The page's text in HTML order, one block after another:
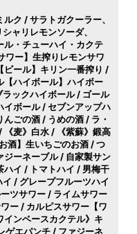
ルク / サラトガクーラー
ャリレモンソーダ
・チューハイ・カクテ
ワー】生搾りレモンサワ
ビール】キリン一番搾り /
【ハイボール】ハイボー
ックハイボール / ゴール
ボール / セブンアップハ
ごの酒 / うめの酒 / ラ・
《麦》白水 / 《紫蘇》鍛高
酒】生いちごのお酒 / つ
ーネーブル / 自家製サン
ハイ / トマトハイ / 男梅干
/ グレープフルーツハイ
ツサワー / ライムサワー
ー / カルピスサワー【ワ
ンベースカクテル》キ
ゲエパンチ / ファジーネ